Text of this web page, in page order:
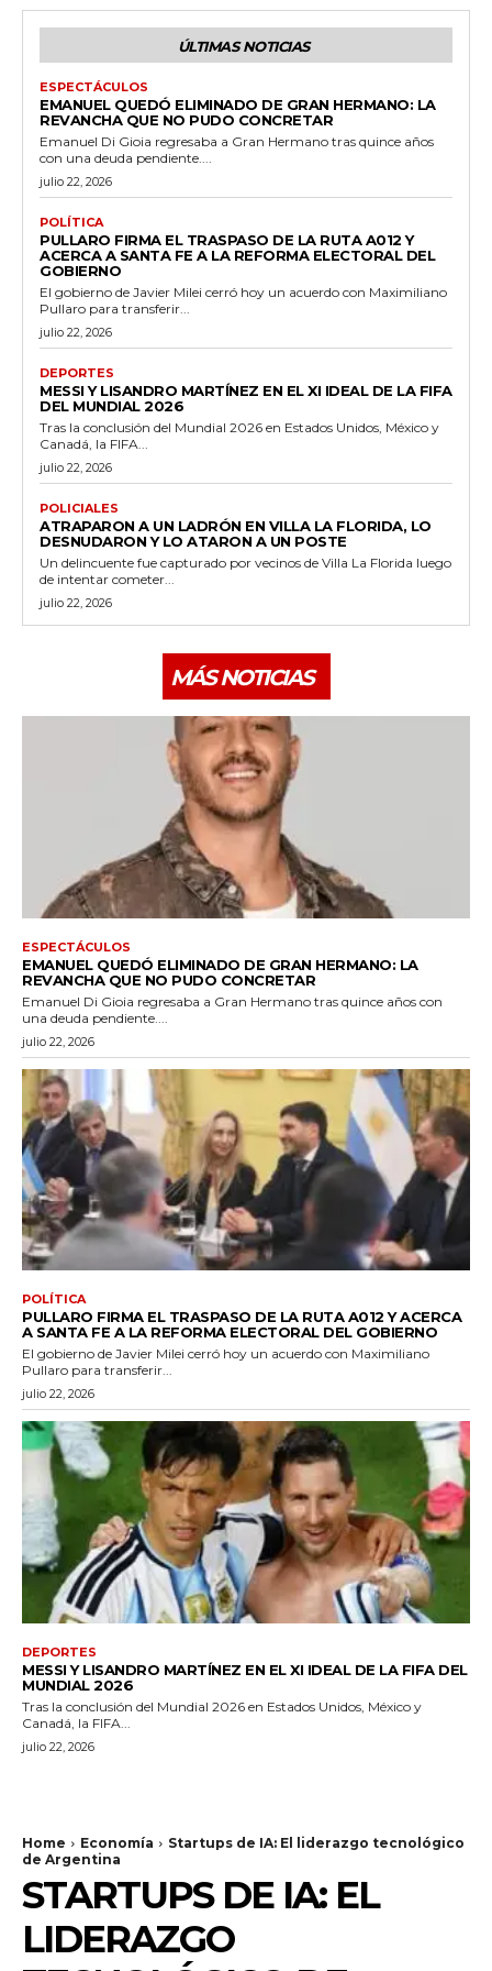
ÚLTIMAS NOTICIAS
ESPECTÁCULOS
EMANUEL QUEDÓ ELIMINADO DE GRAN HERMANO: LA
REVANCHA QUE NO PUDO CONCRETAR
Emanuel Di Gioia regresaba a Gran Hermano tras quince años
con una deuda pendiente....
julio 22, 2026
POLÍTICA
PULLARO FIRMA EL TRASPASO DE LA RUTA A012 Y
ACERCA A SANTA FE A LA REFORMA ELECTORAL DEL
GOBIERNO
El gobierno de Javier Milei cerró hoy un acuerdo con Maximiliano
Pullaro para transferir...
julio 22, 2026
DEPORTES
MESSI Y LISANDRO MARTÍNEZ EN EL XI IDEAL DE LA FIFA
DEL MUNDIAL 2026
Tras la conclusión del Mundial 2026 en Estados Unidos, México y
Canadá, la FIFA...
julio 22, 2026
POLICIALES
ATRAPARON A UN LADRÓN EN VILLA LA FLORIDA, LO
DESNUDARON Y LO ATARON A UN POSTE
Un delincuente fue capturado por vecinos de Villa La Florida luego
de intentar cometer...
julio 22, 2026
MÁS NOTICIAS
ESPECTÁCULOS
EMANUEL QUEDÓ ELIMINADO DE GRAN HERMANO: LA
REVANCHA QUE NO PUDO CONCRETAR
Emanuel Di Gioia regresaba a Gran Hermano tras quince años con
una deuda pendiente....
julio 22, 2026
POLÍTICA
PULLARO FIRMA EL TRASPASO DE LA RUTA A012 Y ACERCA
A SANTA FE A LA REFORMA ELECTORAL DEL GOBIERNO
El gobierno de Javier Milei cerró hoy un acuerdo con Maximiliano
Pullaro para transferir...
julio 22, 2026
DEPORTES
MESSI Y LISANDRO MARTÍNEZ EN EL XI IDEAL DE LA FIFA DEL
MUNDIAL 2026
Tras la conclusión del Mundial 2026 en Estados Unidos, México y
Canadá, la FIFA...
julio 22, 2026